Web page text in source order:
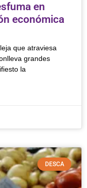
en
económica
que atraviesa
grandes
la
DESCA